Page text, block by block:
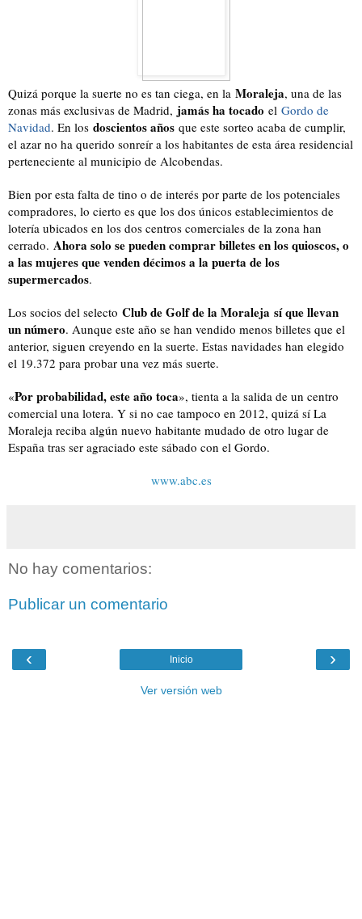
Quizá porque la suerte no es tan ciega, en la Moraleja, una de las
zonas más exclusivas de Madrid, jamás ha tocado el Gordo de
Navidad. En los doscientos años que este sorteo acaba de cumplir,
el azar no ha querido sonreír a los habitantes de esta área residencial
perteneciente al municipio de Alcobendas.
Bien por esta falta de tino o de interés por parte de los potenciales
compradores, lo cierto es que los dos únicos establecimientos de
lotería ubicados en los dos centros comerciales de la zona han
cerrado. Ahora solo se pueden comprar billetes en los quioscos, o
a las mujeres que venden décimos a la puerta de los
supermercados.
Los socios del selecto Club de Golf de la Moraleja sí que llevan
un número. Aunque este año se han vendido menos billetes que el
anterior, siguen creyendo en la suerte. Estas navidades han elegido
el 19.372 para probar una vez más suerte.
«Por probabilidad, este año toca», tienta a la salida de un centro
comercial una lotera. Y si no cae tampoco en 2012, quizá sí La
Moraleja reciba algún nuevo habitante mudado de otro lugar de
España tras ser agraciado este sábado con el Gordo.
www.abc.es
No hay comentarios:
Publicar un comentario
‹ ›
Inicio
Ver versión web